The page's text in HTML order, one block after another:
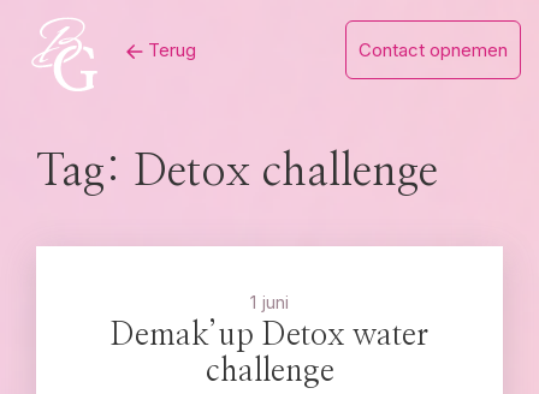
content
Terug Contact opnemen
Tag: Detox challenge
1 juni
Demak’up Detox water
challenge